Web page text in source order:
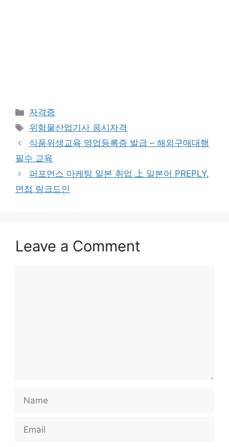
Categories
자격증
Tags
위험물산업기사 응시자격
식품위생교육 영업등록증 발급 – 해외구매대행
필수 교육
퍼포먼스 마케팅 일본 취업 上 일본어 PREPLY,
면접 링크드인
Leave a Comment
Name
Email